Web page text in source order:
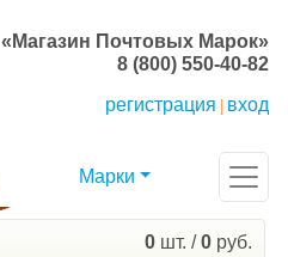
«Магазин Почтовых Марок»
8 (800) 550-40-82
регистрация
вход
Марки
0 шт. /0 руб.